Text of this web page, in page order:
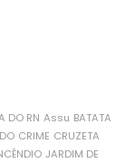
DO RN Assu BATATA
CRIME CRUZETA
JARDIM DE